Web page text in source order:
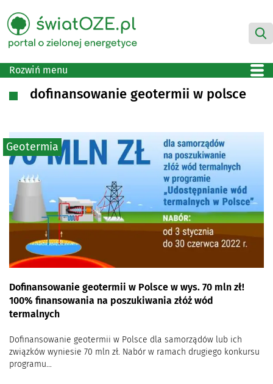
Rozwiń menu
dofinansowanie geotermii w polsce
Dofinansowanie geotermii w Polsce w wys. 70 mln zł!
100% finansowania na poszukiwania złóż wód
termalnych
Dofinansowanie geotermii w Polsce dla samorządów lub ich
związków wyniesie 70 mln zł. Nabór w ramach drugiego konkursu
programu...
Geotermia